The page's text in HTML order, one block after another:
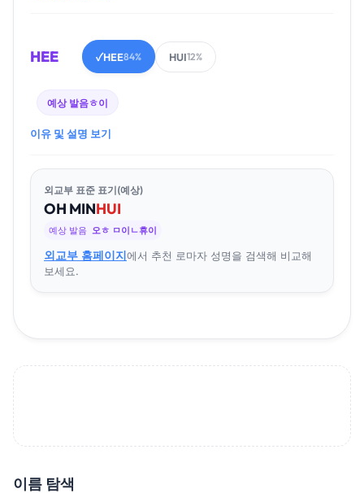
HEE ✓HEE84% HUI12%
예상 발음ㅎ이
이유 및 설명 보기
외교부 표준 표기(예상)
OH MINHUI
예상 발음 오ㅎ ㅁ이ㄴ휴이
외교부 홈페이지에서 추천 로마자 성명을 검색해 비교해
보세요.
이름 탐색